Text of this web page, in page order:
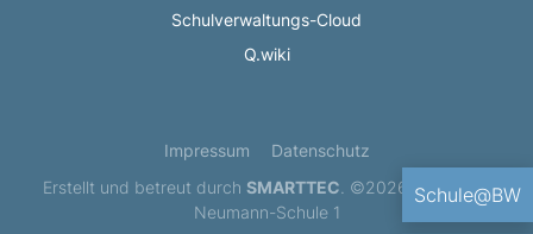
Schule@BW
Schulverwaltungs-Cloud
Q.wiki
Impressum
Datenschutz
Erstellt und betreut durch SMARTTEC . ©2026 Balthasar-
Neumann-Schule 1